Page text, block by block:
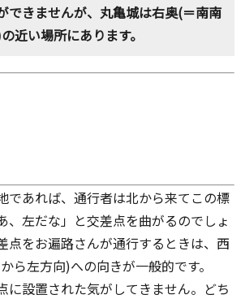
できませんが、丸亀城は右奥(＝南南
近い場所にあります。
であれば、通行者は北から来てこの標
、左だな」と交差点を曲がるのでしょ
点をお遍路さんが通行するときは、西
ら左方向)への向きが一般的です。
に設置された気がしてきません。どち